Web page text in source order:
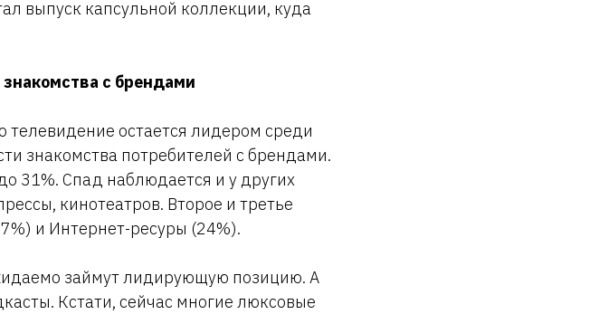
выпуск капсульной коллекции, куда
с брендами
телевидение остается лидером среди
знакомства потребителей с брендами.
31%. Спад наблюдается и у других
кинотеатров. Второе и третье
и Интернет-ресуры (24%).
займут лидирующую позицию. А
Кстати, сейчас многие люксовые